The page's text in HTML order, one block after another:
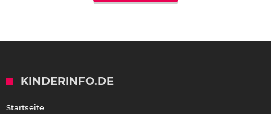
KINDERINFO.DE
Startseite